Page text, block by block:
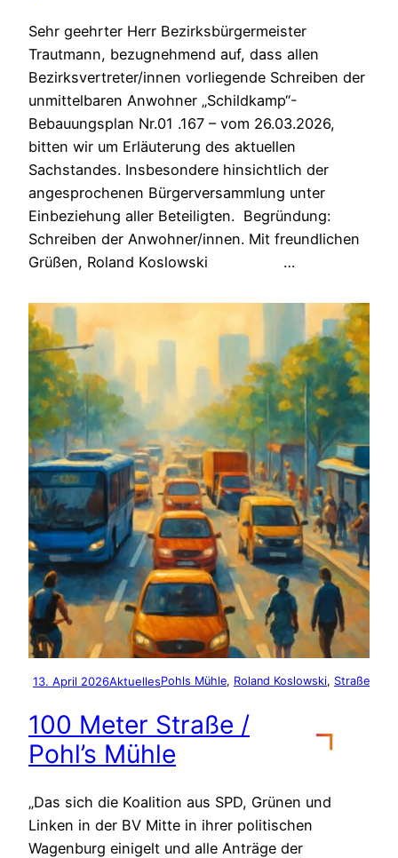
Sehr geehrter Herr Bezirksbürgermeister
Trautmann, bezugnehmend auf, dass allen
Bezirksvertreter/innen vorliegende Schreiben der
unmittelbaren Anwohner „Schildkamp“-
Bebauungsplan Nr.01 .167 – vom 26.03.2026,
bitten wir um Erläuterung des aktuellen
Sachstandes. Insbesondere hinsichtlich der
angesprochenen Bürgerversammlung unter
Einbeziehung aller Beteiligten. Begründung:
Schreiben der Anwohner/innen. Mit freundlichen
Grüßen, Roland Koslowski …
13. April 2026AktuellesPohls Mühle, Roland Koslowski, Straße
100 Meter Straße /
Pohl’s Mühle
„Das sich die Koalition aus SPD, Grünen und
Linken in der BV Mitte in ihrer politischen
Wagenburg einigelt und alle Anträge der